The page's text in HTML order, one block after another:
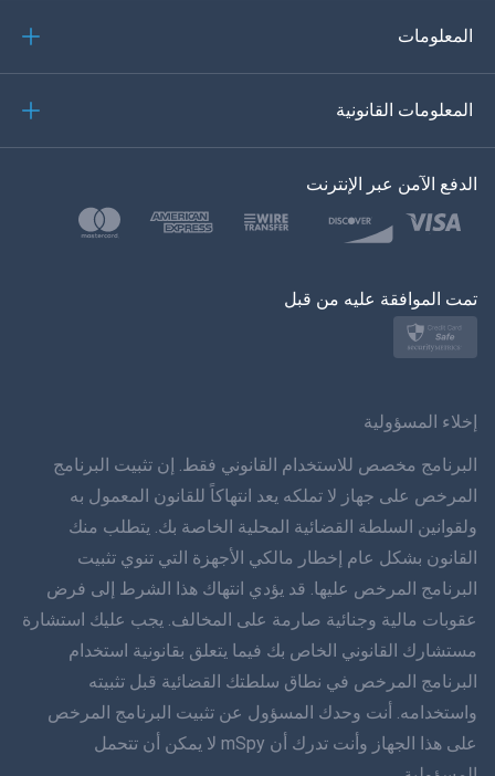
한?의의
بولسكي
简体 体 中文
हिंददी
اللغة الهولندية
עברית
رومانا
المعلومات
المعلومات القانونية
الدفع الآمن عبر الإنترنت
تمت الموافقة عليه من قبل
إخلاء المسؤولية
البرنامج مخصص للاستخدام القانوني فقط. إن تثبيت البرنامج
المرخص على جهاز لا تملكه يعد انتهاكاً للقانون المعمول به
ولقوانين السلطة القضائية المحلية الخاصة بك. يتطلب منك
القانون بشكل عام إخطار مالكي الأجهزة التي تنوي تثبيت
البرنامج المرخص عليها. قد يؤدي انتهاك هذا الشرط إلى فرض
عقوبات مالية وجنائية صارمة على المخالف. يجب عليك استشارة
مستشارك القانوني الخاص بك فيما يتعلق بقانونية استخدام
البرنامج المرخص في نطاق سلطتك القضائية قبل تثبيته
واستخدامه. أنت وحدك المسؤول عن تثبيت البرنامج المرخص
على هذا الجهاز وأنت تدرك أن mSpy لا يمكن أن تتحمل